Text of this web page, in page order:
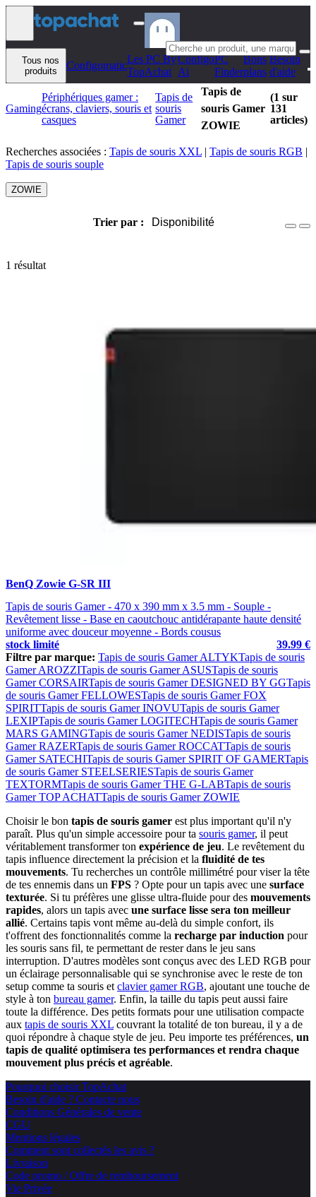
Aller au contenu
Tous nos
produits
Configomatic
Les PC By
TopAchat
Configo
Ai
PC
Finder
Bons
plans
Besoin
d'aide
Gaming
Périphériques gamer :
écrans, claviers, souris et
casques
Tapis de
souris
Gamer
Tapis de
souris Gamer
ZOWIE
(1 sur
131
articles)
Recherches associées : Tapis de souris XXL | Tapis de souris RGB |
Tapis de souris souple
ZOWIE
Trier par : Disponibilité
1 résultat
BenQ Zowie G-SR III
Tapis de souris Gamer - 470 x 390 mm x 3.5 mm - Souple -
Revêtement lisse - Base en caoutchouc antidérapante haute densité
uniforme avec douceur moyenne - Bords cousus
stock limité
39.99 €
Filtre par marque: Tapis de souris Gamer ALTYKTapis de souris
Gamer AROZZITapis de souris Gamer ASUSTapis de souris
Gamer CORSAIRTapis de souris Gamer DESIGNED BY GGTapis
de souris Gamer FELLOWESTapis de souris Gamer FOX
SPIRITTapis de souris Gamer INOVUTapis de souris Gamer
LEXIPTapis de souris Gamer LOGITECHTapis de souris Gamer
MARS GAMINGTapis de souris Gamer NEDISTapis de souris
Gamer RAZERTapis de souris Gamer ROCCATTapis de souris
Gamer SATECHITapis de souris Gamer SPIRIT OF GAMERTapis
de souris Gamer STEELSERIESTapis de souris Gamer
TEXTORMTapis de souris Gamer THE G-LABTapis de souris
Gamer TOP ACHATTapis de souris Gamer ZOWIE
Choisir le bon tapis de souris gamer est plus important qu'il n'y
paraît. Plus qu'un simple accessoire pour ta souris gamer, il peut
véritablement transformer ton expérience de jeu. Le revêtement du
tapis influence directement la précision et la fluidité de tes
mouvements. Tu recherches un contrôle millimétré pour viser la tête
de tes ennemis dans un FPS ? Opte pour un tapis avec une surface
texturée. Si tu préfères une glisse ultra-fluide pour des mouvements
rapides, alors un tapis avec une surface lisse sera ton meilleur
allié. Certains tapis vont même au-delà du simple confort, ils
t'offrent des fonctionnalités comme la recharge par induction pour
les souris sans fil, te permettant de rester dans le jeu sans
interruption. D'autres modèles sont conçus avec des LED RGB pour
un éclairage personnalisable qui se synchronise avec le reste de ton
setup comme ta souris et clavier gamer RGB, ajoutant une touche de
style à ton bureau gamer. Enfin, la taille du tapis peut aussi faire
toute la différence. Des petits formats pour une utilisation compacte
aux tapis de souris XXL couvrant la totalité de ton bureau, il y a de
quoi répondre à chaque style de jeu. Peu importe tes préférences, un
tapis de qualité optimisera tes performances et rendra chaque
mouvement plus précis et agréable.
Pourquoi choisir TopAchat
Besoin d'aide ? Contacte nous
Conditions Générales de vente
CGU
Mentions légales
Comment sont collectés les avis ?
Livraison
Code promo / Offre de remboursement
Vie Privée